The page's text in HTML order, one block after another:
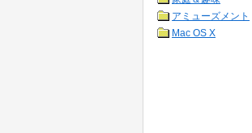
アミューズメント
Mac OS X